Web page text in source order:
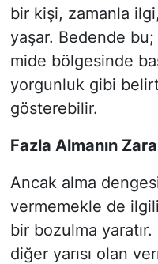
bir kişi, zamanla
yaşar. Bedende bu;
mide bölgesinde
yorgunluk gibi
gösterebilir.
Fazla Almanın
Ancak alma
vermemekle de
bir bozulma
diğer yarısı olan